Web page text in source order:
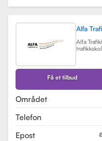
Alfa
Alfa
bredt
både
Få et tilbud
Området
Telefon
Epost